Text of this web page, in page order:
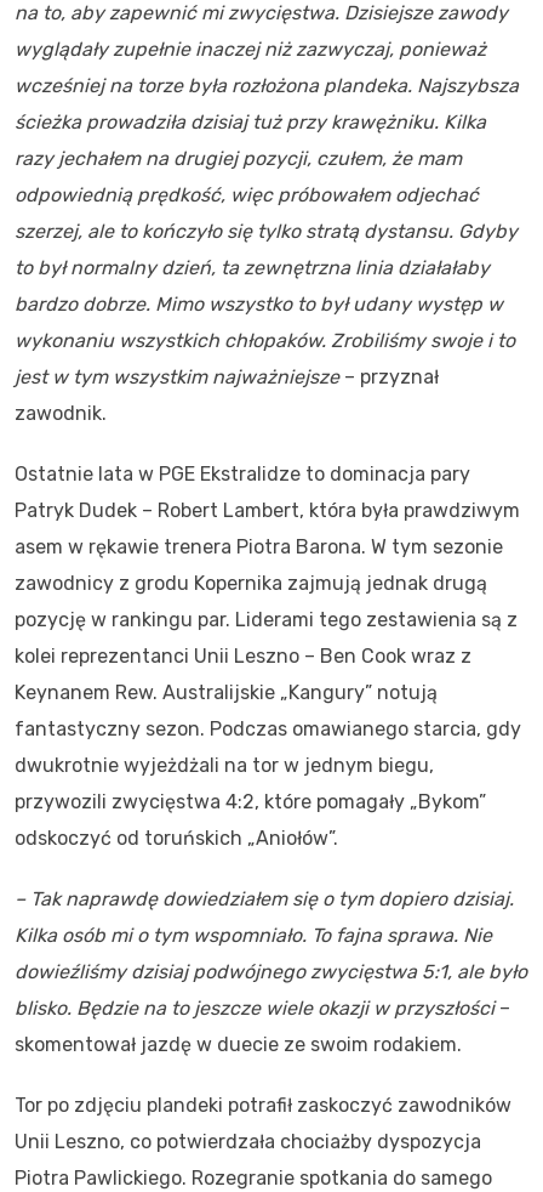
na to, aby zapewnić mi zwycięstwa. Dzisiejsze zawody
wyglądały zupełnie inaczej niż zazwyczaj, ponieważ
wcześniej na torze była rozłożona plandeka. Najszybsza
ścieżka prowadziła dzisiaj tuż przy krawężniku. Kilka
razy jechałem na drugiej pozycji, czułem, że mam
odpowiednią prędkość, więc próbowałem odjechać
szerzej, ale to kończyło się tylko stratą dystansu. Gdyby
to był normalny dzień, ta zewnętrzna linia działałaby
bardzo dobrze. Mimo wszystko to był udany występ w
wykonaniu wszystkich chłopaków. Zrobiliśmy swoje i to
jest w tym wszystkim najważniejsze– przyznał
zawodnik.
Ostatnie lata w PGE Ekstralidze to dominacja pary
Patryk Dudek – Robert Lambert, która była prawdziwym
asem w rękawie trenera Piotra Barona. W tym sezonie
zawodnicy z grodu Kopernika zajmują jednak drugą
pozycję w rankingu par. Liderami tego zestawienia są z
kolei reprezentanci Unii Leszno – Ben Cook wraz z
Keynanem Rew. Australijskie „Kangury” notują
fantastyczny sezon. Podczas omawianego starcia, gdy
dwukrotnie wyjeżdżali na tor w jednym biegu,
przywozili zwycięstwa 4:2, które pomagały „Bykom”
odskoczyć od toruńskich „Aniołów”.
– Tak naprawdę dowiedziałem się o tym dopiero dzisiaj.
Kilka osób mi o tym wspomniało. To fajna sprawa. Nie
dowieźliśmy dzisiaj podwójnego zwycięstwa 5:1, ale było
blisko. Będzie na to jeszcze wiele okazji w przyszłości–
skomentował jazdę w duecie ze swoim rodakiem.
Tor po zdjęciu plandeki potrafił zaskoczyć zawodników
Unii Leszno, co potwierdzała chociażby dyspozycja
Piotra Pawlickiego. Rozegranie spotkania do samego